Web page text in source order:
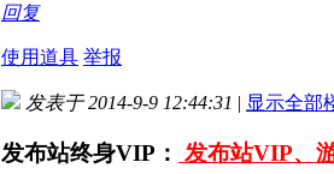
回复
使用道具 举报
发表于 2014-9-9 12:44:31 | 显示全部
发布站终身VIP： 发布站VIP、